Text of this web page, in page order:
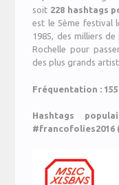
soit 228 hashtags
est le 5ème festival
1985, des milliers
Rochelle pour
des plus grands
Fréquentation :
Hashtags
#francofolies2016